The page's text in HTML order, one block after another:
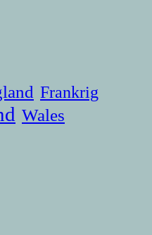
Frankrig
Wales